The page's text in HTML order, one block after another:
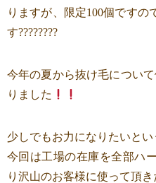
りますが、限定100個ですの
す????????
今年の夏から抜け毛につい
りました
少しでもお力になりたいとい
今回は工場の在庫を全部ハ
り沢山のお客様に使って頂き